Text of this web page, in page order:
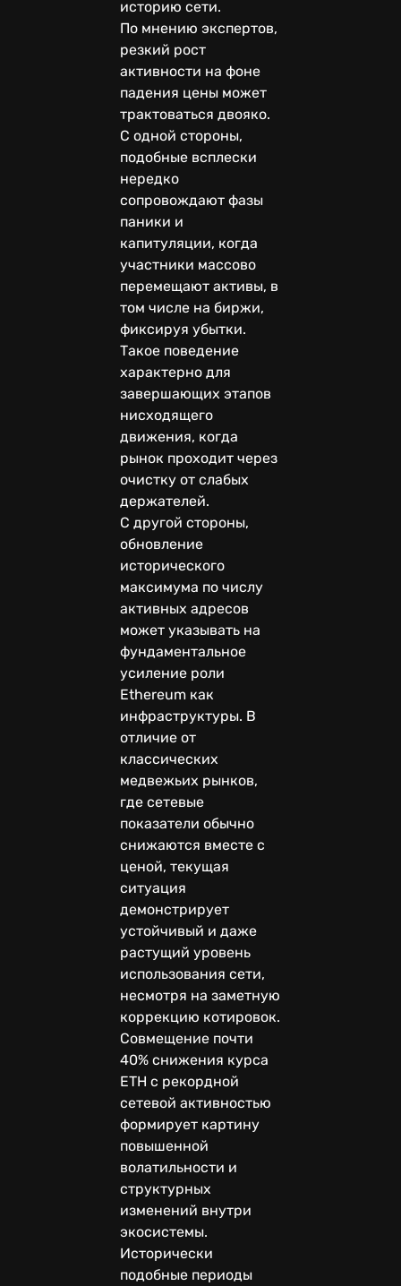
историю сети.
По мнению экспертов,
резкий рост
активности на фоне
падения цены может
трактоваться двояко.
С одной стороны,
подобные всплески
нередко
сопровождают фазы
паники и
капитуляции, когда
участники массово
перемещают активы, в
том числе на биржи,
фиксируя убытки.
Такое поведение
характерно для
завершающих этапов
нисходящего
движения, когда
рынок проходит через
очистку от слабых
держателей.
С другой стороны,
обновление
исторического
максимума по числу
активных адресов
может указывать на
фундаментальное
усиление роли
Ethereum как
инфраструктуры. В
отличие от
классических
медвежьих рынков,
где сетевые
показатели обычно
снижаются вместе с
ценой, текущая
ситуация
демонстрирует
устойчивый и даже
растущий уровень
использования сети,
несмотря на заметную
коррекцию котировок.
Совмещение почти
40% снижения курса
ETH с рекордной
сетевой активностью
формирует картину
повышенной
волатильности и
структурных
изменений внутри
экосистемы.
Исторически
подобные периоды